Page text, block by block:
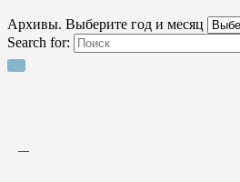
Архивы. Выберите год и месяц
Search for: